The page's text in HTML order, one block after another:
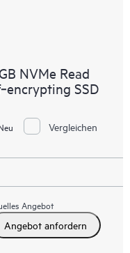
NVMe Read
SSD
Vergleichen
Angebot
Angebot anfordern